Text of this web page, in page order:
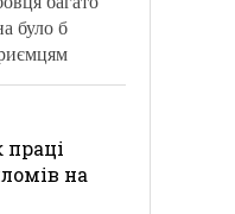
було б
на